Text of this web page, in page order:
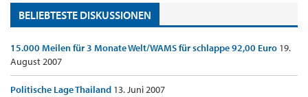
BELIEBTESTE DISKUSSIONEN
15.000 Meilen für 3 Monate Welt/WAMS für schlappe 92,00 Euro 19.
August 2007
Politische Lage Thailand 13. Juni 2007